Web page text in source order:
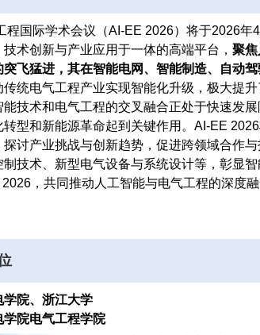
程国际学术会议（AI-EE 2026）将于2026
术创新与产业应用于一体的高端平台， 聚
飞猛进，其在智能电网、智能制造、自动
传统电气工程产业实现智能化升级，极大提
技术和电气工程的交叉融合正处于快速发
型和新能源革命起到关键作用。AI-EE
讨产业挑战与创新趋势，促进跨领域合作
技术、新型电气设备与系统设计等，彰显
，共同推动人工智能与电气工程的深度
学院、浙江大学
院电气工程学院